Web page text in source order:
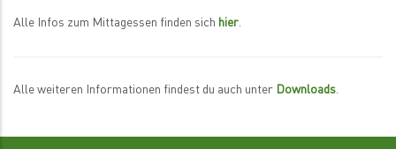
Alle Infos zum Mittagessen finden sich hier
Alle weiteren Informationen findest du auch unter Downloads